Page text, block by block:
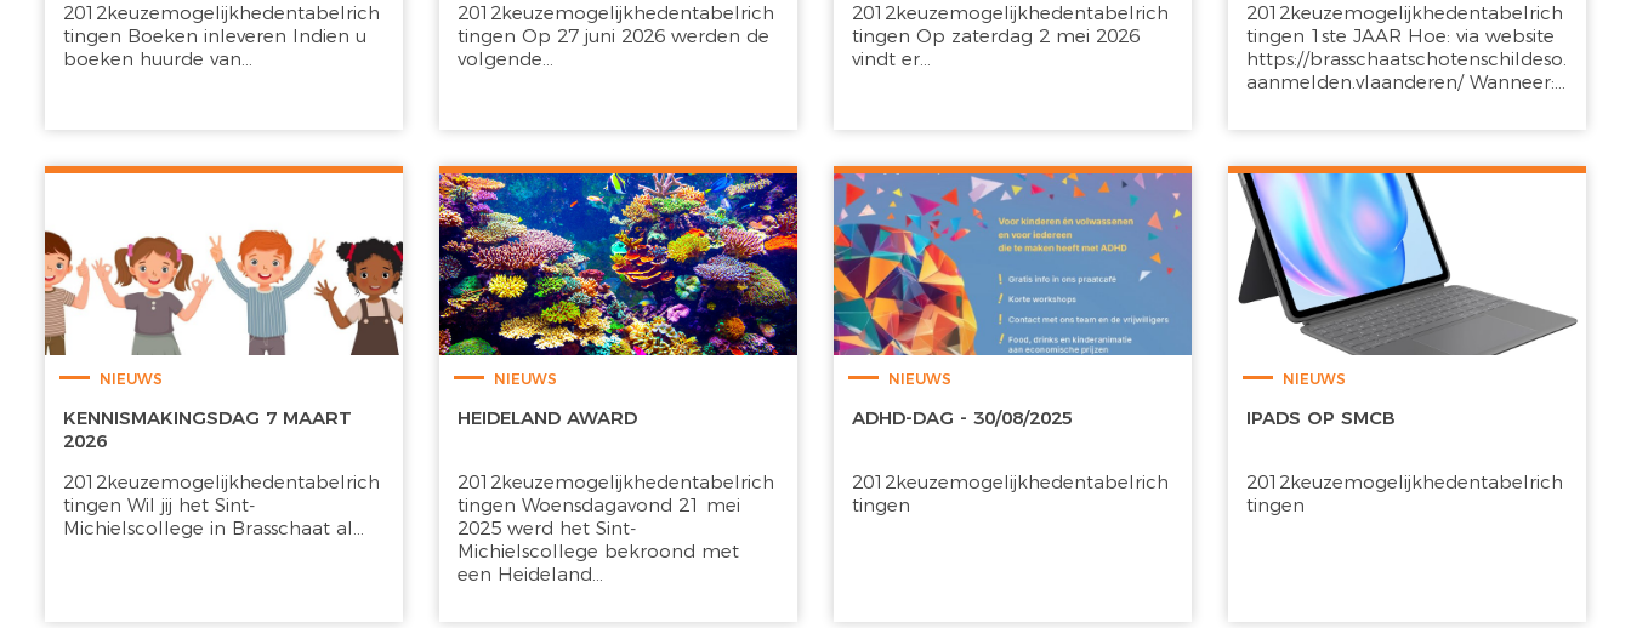
2012keuzemogelijkhedentabelrich
tingen Boeken inleveren Indien u
boeken huurde van...
2012keuzemogelijkhedentabelrich
tingen Op 27 juni 2026 werden de
volgende...
2012keuzemogelijkhedentabelrich
tingen Op zaterdag 2 mei 2026
vindt er...
2012keuzemogelijkhedentabelrich
tingen 1ste JAAR Hoe: via website
https://brasschaatschotenschildeso.
aanmelden.vlaanderen/ Wanneer:...
NIEUWS
KENNISMAKINGSDAG 7 MAART
2026
2012keuzemogelijkhedentabelrich
tingen Wil jij het Sint-
Michielscollege in Brasschaat al...
NIEUWS
HEIDELAND AWARD
2012keuzemogelijkhedentabelrich
tingen Woensdagavond 21 mei
2025 werd het Sint-
Michielscollege bekroond met
een Heideland...
NIEUWS
ADHD-DAG - 30/08/2025
2012keuzemogelijkhedentabelrich
tingen
NIEUWS
IPADS OP SMCB
2012keuzemogelijkhedentabelrich
tingen